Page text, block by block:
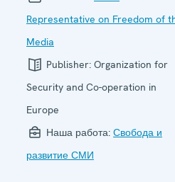
Representative on Freedom of
Media
Publisher: Organization for
Security and Co-operation in
Europe
Наша работа: Свобода и
развитие СМИ